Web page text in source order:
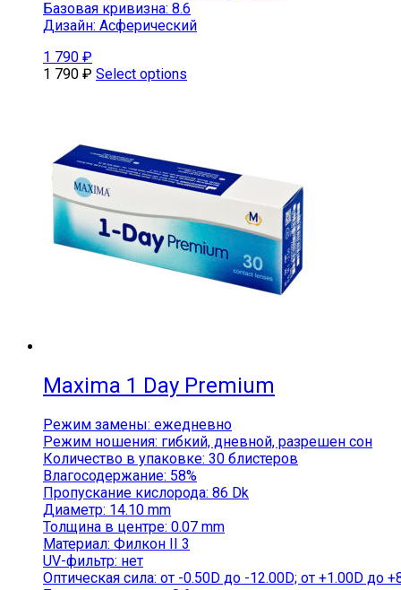
Базовая кривизна: 8.6
Дизайн: Асферический
1 790 ₽
1 790 ₽ Select options
Maxima 1 Day Premium
Режим замены: ежедневно
Режим ношения: гибкий, дневной, разрешен сон
Количество в упаковке: 30 блистеров
Влагосодержание: 58%
Пропускание кислорода: 86 Dk
Диаметр: 14.10 mm
Толщина в центре: 0.07 mm
Материал: Филкон II 3
UV-фильтр: нет
Оптическая сила: от -0.50D до -12.00D; от +1.00D до